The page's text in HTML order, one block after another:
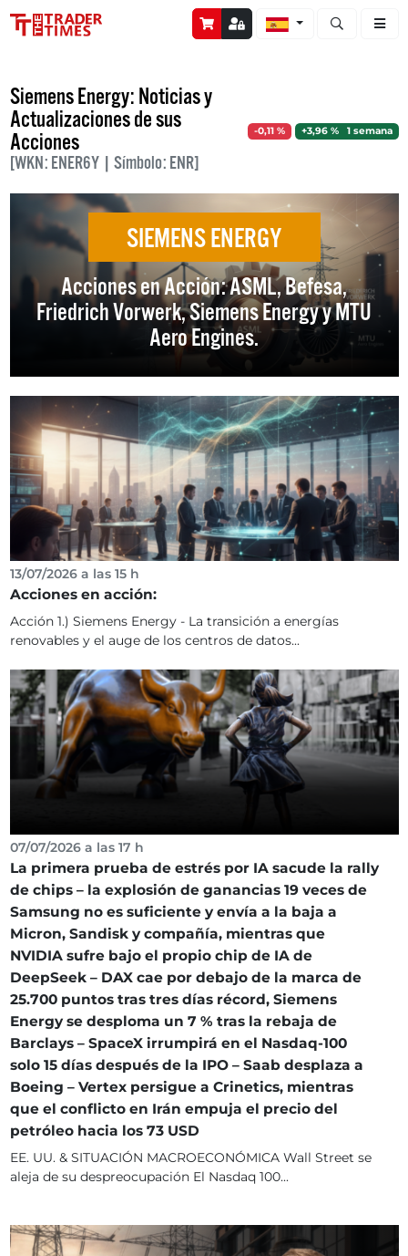
Abrir
Siemens Energy: Noticias y
Actualizaciones de sus
Acciones
[WKN: ENER6Y | Símbolo: ENR]
-0,11 % +3,96 % 1 semana
SIEMENS ENERGY
Acciones en Acción: ASML, Befesa,
Friedrich Vorwerk, Siemens Energy y MTU
Aero Engines.
13/07/2026 a las 15 h
Acciones en acción:
Acción 1.) Siemens Energy - La transición a energías
renovables y el auge de los centros de datos...
07/07/2026 a las 17 h
La primera prueba de estrés por IA sacude la rally
de chips – la explosión de ganancias 19 veces de
Samsung no es suficiente y envía a la baja a
Micron, Sandisk y compañía, mientras que
NVIDIA sufre bajo el propio chip de IA de
DeepSeek – DAX cae por debajo de la marca de
25.700 puntos tras tres días récord, Siemens
Energy se desploma un 7 % tras la rebaja de
Barclays – SpaceX irrumpirá en el Nasdaq-100
solo 15 días después de la IPO – Saab desplaza a
Boeing – Vertex persigue a Crinetics, mientras
que el conflicto en Irán empuja el precio del
petróleo hacia los 73 USD
EE. UU. & SITUACIÓN MACROECONÓMICA Wall Street se
aleja de su despreocupación El Nasdaq 100...